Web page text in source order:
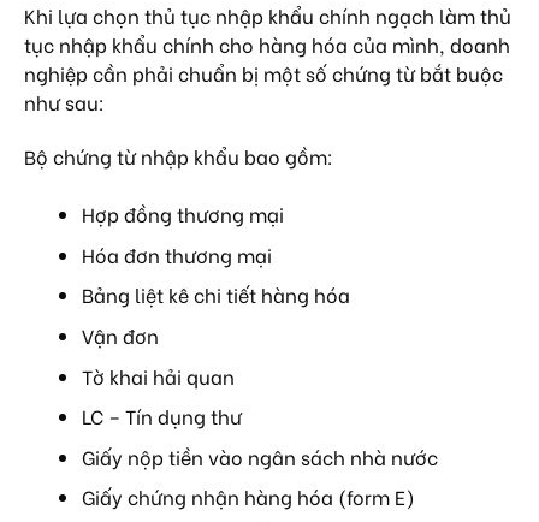
Khi lựa chọn thủ tục nhập khẩu chính ngạch làm thủ
tục nhập khẩu chính cho hàng hóa của mình, doanh
nghiệp cần phải chuẩn bị một số chứng từ bắt buộc
như sau:
Bộ chứng từ nhập khẩu bao gồm:
Hợp đồng thương mại
Hóa đơn thương mại
Bảng liệt kê chi tiết hàng hóa
Vận đơn
Tờ khai hải quan
LC – Tín dụng thư
Giấy nộp tiền vào ngân sách nhà nước
Giấy chứng nhận hàng hóa (form E)